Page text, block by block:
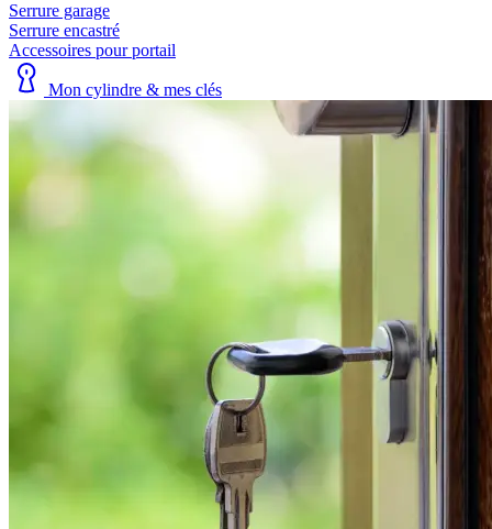
Serrure garage
Serrure encastré
Accessoires pour portail
Mon cylindre & mes clés